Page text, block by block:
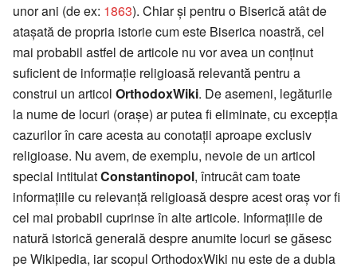
unor ani (de ex: 1863). Chiar și pentru o Biserică atât de
atașată de propria istorie cum este Biserica noastră, cel
mai probabil astfel de articole nu vor avea un conținut
suficient de informație religioasă relevantă pentru a
construi un articol OrthodoxWiki. De asemeni, legăturile
la nume de locuri (orașe) ar putea fi eliminate, cu excepția
cazurilor în care acesta au conotații aproape exclusiv
religioase. Nu avem, de exemplu, nevoie de un articol
special intitulatConstantinopol, întrucât cam toate
informațiile cu relevanță religioasă despre acest oraș vor fi
cel mai probabil cuprinse în alte articole. Informațiile de
natură istorică generală despre anumite locuri se găsesc
pe Wikipedia, iar scopul OrthodoxWiki nu este de a dubla